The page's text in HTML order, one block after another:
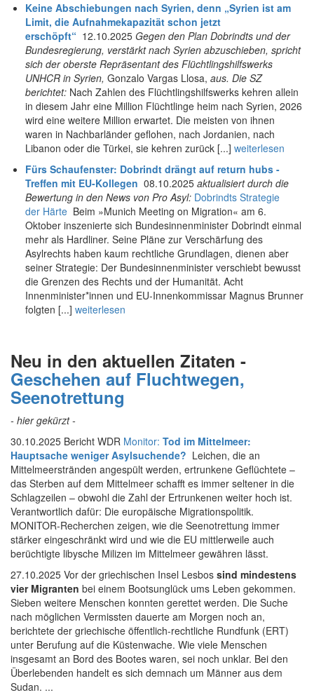
Keine Abschiebungen nach Syrien, denn „Syrien ist am
Limit, die Aufnahmekapazität schon jetzt
erschöpft“ 12.10.2025 Gegen den Plan Dobrindts und der
Bundesregierung, verstärkt nach Syrien abzuschieben, spricht
sich der oberste Repräsentant des Flüchtlingshilfswerks
UNHCR in Syrien, Gonzalo Vargas Llosa, aus. Die SZ
berichtet: Nach Zahlen des Flüchtlingshilfswerks kehren allein
in diesem Jahr eine Million Flüchtlinge heim nach Syrien, 2026
wird eine weitere Million erwartet. Die meisten von ihnen
waren in Nachbarländer geflohen, nach Jordanien, nach
Libanon oder die Türkei, sie kehren zurück [...] weiterlesen
Fürs Schaufenster: Dobrindt drängt auf return hubs -
Treffen mit EU-Kollegen 08.10.2025 aktualisiert durch die
Bewertung in den News von Pro Asyl: Dobrindts Strategie
der Härte Beim »Munich Meeting on Migration« am 6.
Oktober inszenierte sich Bundesinnenminister Dobrindt einmal
mehr als Hardliner. Seine Pläne zur Verschärfung des
Asylrechts haben kaum rechtliche Grundlagen, dienen aber
seiner Strategie: Der Bundesinnenminister verschiebt bewusst
die Grenzen des Rechts und der Humanität. Acht
Innenminister*innen und EU-Innenkommissar Magnus Brunner
folgten [...] weiterlesen
Neu in den aktuellen Zitaten -
Geschehen auf Fluchtwegen,
Seenotrettung
- hier gekürzt -
30.10.2025 Bericht WDR Monitor: Tod im Mittelmeer:
Hauptsache weniger Asylsuchende? Leichen, die an
Mittelmeerstränden angespült werden, ertrunkene Geflüchtete –
das Sterben auf dem Mittelmeer schafft es immer seltener in die
Schlagzeilen – obwohl die Zahl der Ertrunkenen weiter hoch ist.
Verantwortlich dafür: Die europäische Migrationspolitik.
MONITOR-Recherchen zeigen, wie die Seenotrettung immer
stärker eingeschränkt wird und wie die EU mittlerweile auch
berüchtigte libysche Milizen im Mittelmeer gewähren lässt.
27.10.2025 Vor der griechischen Insel Lesbos sind mindestens
vier Migranten bei einem Bootsunglück ums Leben gekommen.
Sieben weitere Menschen konnten gerettet werden. Die Suche
nach möglichen Vermissten dauerte am Morgen noch an,
berichtete der griechische öffentlich-rechtliche Rundfunk (ERT)
unter Berufung auf die Küstenwache. Wie viele Menschen
insgesamt an Bord des Bootes waren, sei noch unklar. Bei den
Überlebenden handelt es sich demnach um Männer aus dem
Sudan. ...